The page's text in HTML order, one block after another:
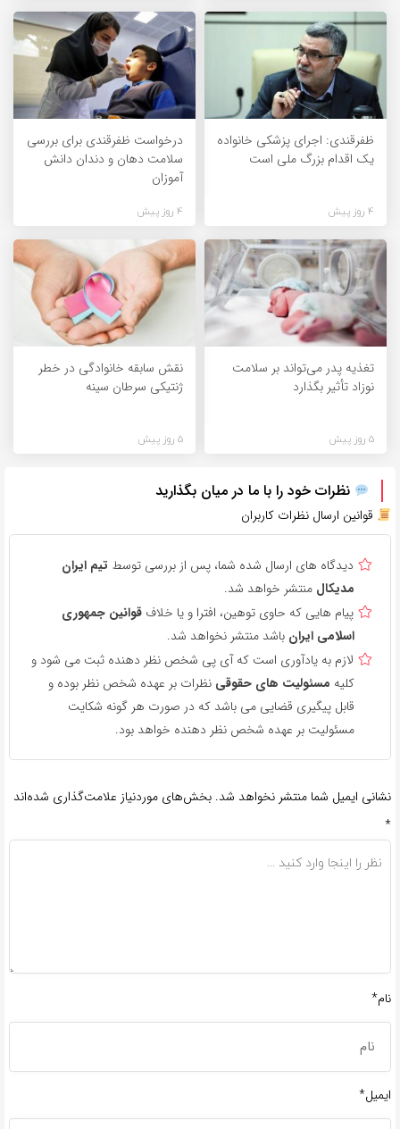
ظفرقندی: اجرای پزشکی خانواده
یک اقدام بزرگ ملی است
4 روز پیش
درخواست ظفرقندی برای بررسی
سلامت دهان و دندان دانش
آموزان
4 روز پیش
تغذیه پدر می‌تواند بر سلامت
نوزاد تأثیر بگذارد
5 روز پیش
نقش سابقه خانوادگی در خطر
ژنتیکی سرطان سینه
5 روز پیش
نظرات خود را با ما در میان بگذارید
قوانین ارسال نظرات کاربران
دیدگاه های ارسال شده شما، پس از بررسی توسط تیم ایران
مدیکال منتشر خواهد شد.
پیام هایی که حاوی توهین، افترا و یا خلاف قوانین جمهوری
اسلامی ایران باشد منتشر نخواهد شد.
لازم به یادآوری است که آی پی شخص نظر دهنده ثبت می شود و
کلیه مسئولیت های حقوقی نظرات بر عهده شخص نظر بوده و
قابل پیگیری قضایی می باشد که در صورت هر گونه شکایت
مسئولیت بر عهده شخص نظر دهنده خواهد بود.
نشانی ایمیل شما منتشر نخواهد شد. بخش‌های موردنیاز علامت‌گذاری شده‌اند
*
نام*
ایمیل*